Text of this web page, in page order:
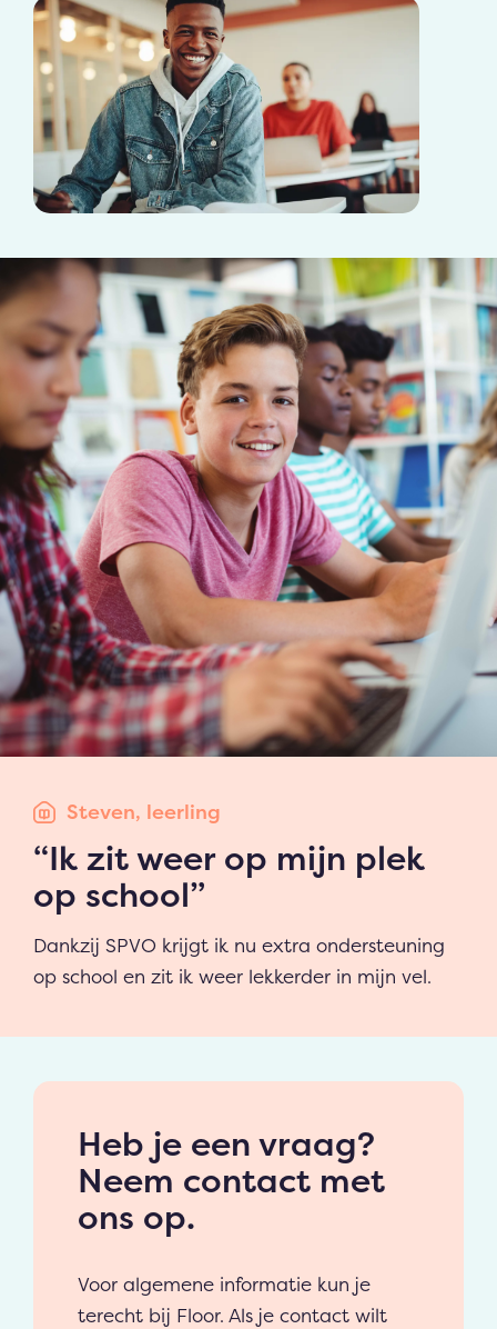
Steven, leerling
“Ik zit weer op mijn plek
op school”
Dankzij SPVO krijgt ik nu extra ondersteuning
op school en zit ik weer lekkerder in mijn vel.
Heb je een vraag?
Neem contact met
ons op.
Voor algemene informatie kun je
terecht bij Floor. Als je contact wilt